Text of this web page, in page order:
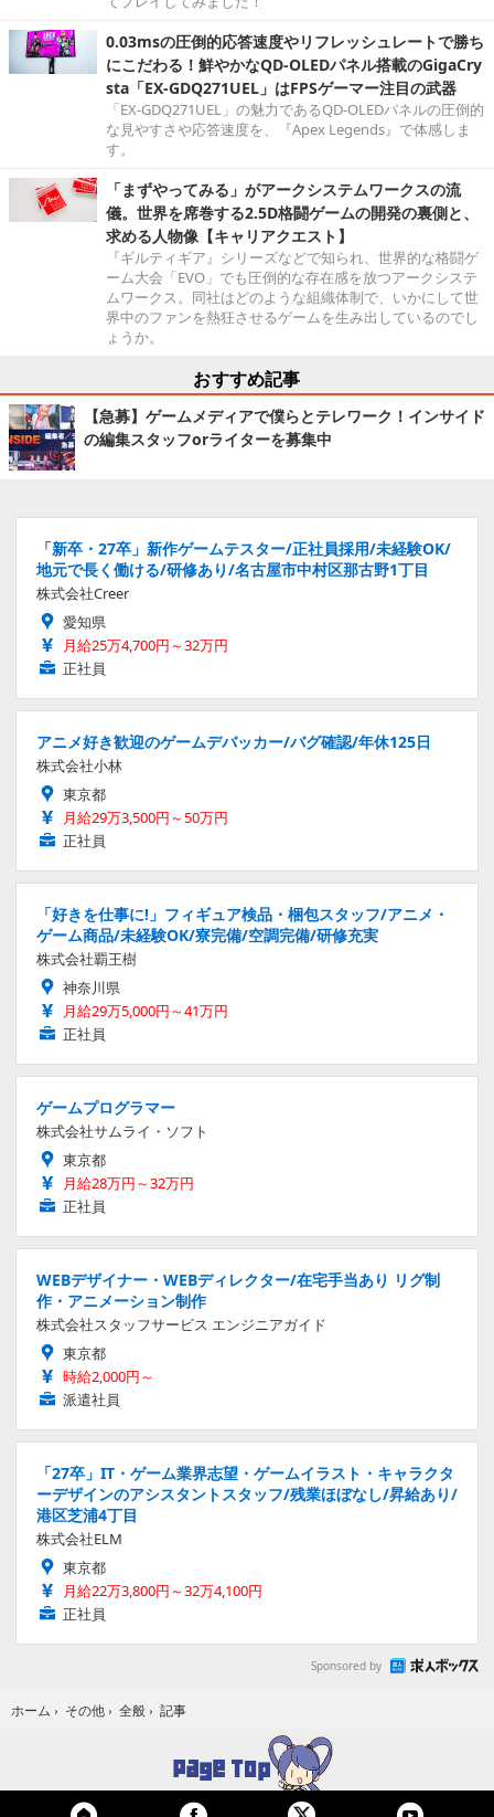
0.03msの圧倒的応答速度やリフレッシュレートで勝ち
にこだわる！鮮やかなQD-OLEDパネル搭載のGigaCry
sta「EX-GDQ271UEL」はFPSゲーマー注目の武器
「EX-GDQ271UEL」の魅力であるQD-OLEDパネルの圧倒的
な見やすさや応答速度を、『Apex Legends』で体感しま
す。
「まずやってみる」がアークシステムワークスの流
儀。世界を席巻する2.5D格闘ゲームの開発の裏側と、
求める人物像【キャリアクエスト】
『ギルティギア』シリーズなどで知られ、世界的な格闘ゲ
ーム大会「EVO」でも圧倒的な存在感を放つアークシステ
ムワークス。同社はどのような組織体制で、いかにして世
界中のファンを熱狂させるゲームを生み出しているのでし
ょうか。
おすすめ記事
【急募】ゲームメディアで僕らとテレワーク！インサイド
の編集スタッフorライターを募集中
「新卒・27卒」新作ゲームテスター/正社員採用/未経験OK/
地元で長く働ける/研修あり/名古屋市中村区那古野1丁目
株式会社Creer
愛知県
月給25万4,700円～32万円
正社員
アニメ好き歓迎のゲームデバッカー/バグ確認/年休125日
株式会社小林
東京都
月給29万3,500円～50万円
正社員
「好きを仕事に!」フィギュア検品・梱包スタッフ/アニメ・
ゲーム商品/未経験OK/寮完備/空調完備/研修充実
株式会社覇王樹
神奈川県
月給29万5,000円～41万円
正社員
ゲームプログラマー
株式会社サムライ・ソフト
東京都
月給28万円～32万円
正社員
WEBデザイナー・WEBディレクター/在宅手当あり リグ制
作・アニメーション制作
株式会社スタッフサービス エンジニアガイド
東京都
時給2,000円～
派遣社員
「27卒」IT・ゲーム業界志望・ゲームイラスト・キャラクタ
ーデザインのアシスタントスタッフ/残業ほぼなし/昇給あり/
港区芝浦4丁目
株式会社ELM
東京都
月給22万3,800円～32万4,100円
正社員
Sponsored by
ホーム › その他 › 全般 › 記事